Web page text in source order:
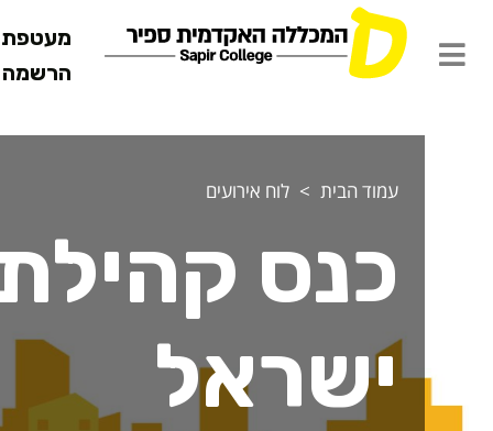
מעטפת
הרשמה
עמוד הבית לוח אירועים
כנס
ישראל